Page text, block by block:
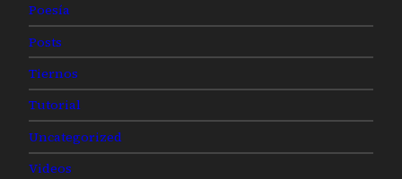
Poesía
Posts
Tiernos
Tutorial
Uncategorized
Videos